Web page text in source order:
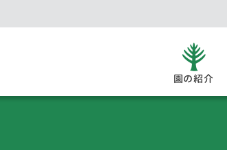
園の紹介